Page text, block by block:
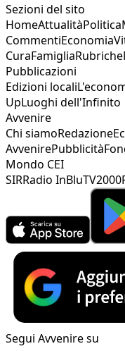
Sezioni del sito
HomeAttualitàPolitica
CommentiEconomia
CuraFamigliaRubriche
Pubblicazioni
Edizioni locali
UpLuoghi dell'Infinito
Avvenire
Chi siamoRedazione
AvvenirePubblicità
Mondo CEI
SIRRadio InBluTV2000
Segui Avvenire su